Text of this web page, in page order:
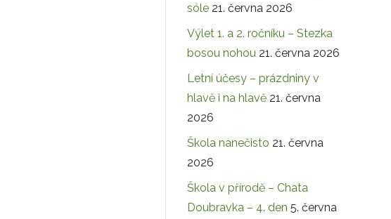
sóle 21. června 2026
Výlet 1. a 2. ročníku – Stezka
bosou nohou 21. června 2026
Letní účesy – prázdniny v
hlavě i na hlavě 21. června
2026
Škola nanečisto 21. června
2026
Škola v přírodě – Chata
Doubravka – 4. den 5. června